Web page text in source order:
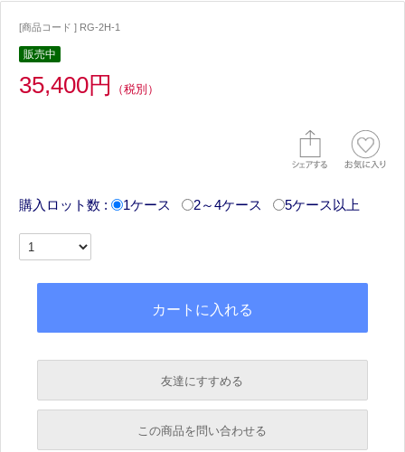
[商品コード ] RG-2H-1
販売中
35,400円 （税別）
購入ロット数 : 1ケース 2～4ケース 5ケース以上
友達にすすめる
必須
この商品を問い合わせる